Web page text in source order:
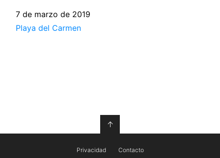
Fecha
7 de marzo de 2019
Respecto a
Playa del Carmen
↑
Privacidad Contacto